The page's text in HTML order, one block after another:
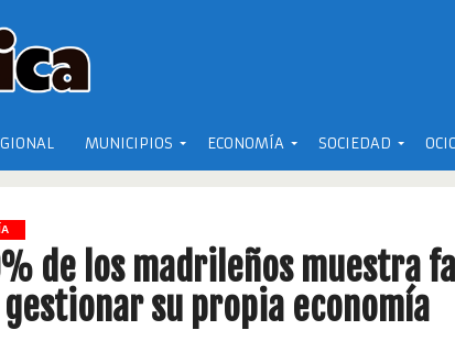
MUNICIPIOS ECONOMÍA SOCIEDAD
de los madrileños muestra
su propia economía